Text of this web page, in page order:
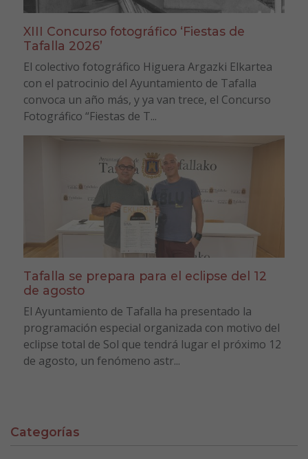
XIII Concurso fotográfico ‘Fiestas de
Tafalla 2026’
El colectivo fotográfico Higuera Argazki Elkartea
con el patrocinio del Ayuntamiento de Tafalla
convoca un año más, y ya van trece, el Concurso
Fotográfico “Fiestas de T...
Tafalla se prepara para el eclipse del 12
de agosto
El Ayuntamiento de Tafalla ha presentado la
programación especial organizada con motivo del
eclipse total de Sol que tendrá lugar el próximo 12
de agosto, un fenómeno astr...
Categorías